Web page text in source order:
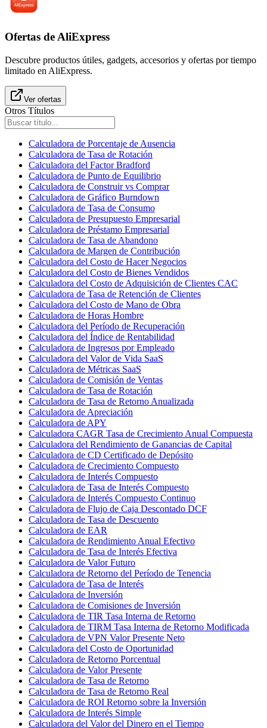
Ofertas de AliExpress
Descubre productos útiles, gadgets, accesorios y ofertas por tiempo
limitado en AliExpress.
Ver ofertas
Otros Títulos
Calculadora de Porcentaje de Ausencia
Calculadora de Tasa de Rotación
Calculadora del Factor Bradford
Calculadora de Punto de Equilibrio
Calculadora de Construir vs Comprar
Calculadora de Gráfico Burndown
Calculadora de Tasa de Consumo
Calculadora de Presupuesto Empresarial
Calculadora de Préstamo Empresarial
Calculadora de Tasa de Abandono
Calculadora de Margen de Contribución
Calculadora del Costo de Hacer Negocios
Calculadora del Costo de Bienes Vendidos
Calculadora del Costo de Adquisición de Clientes CAC
Calculadora de Tasa de Retención de Clientes
Calculadora del Costo de Mano de Obra
Calculadora de Horas Hombre
Calculadora del Período de Recuperación
Calculadora del Índice de Rentabilidad
Calculadora de Ingresos por Empleado
Calculadora del Valor de Vida SaaS
Calculadora de Métricas SaaS
Calculadora de Comisión de Ventas
Calculadora de Tasa de Rotación
Calculadora de Tasa de Retorno Anualizada
Calculadora de Apreciación
Calculadora de APY
Calculadora CAGR Tasa de Crecimiento Anual Compuesta
Calculadora del Rendimiento de Ganancias de Capital
Calculadora de CD Certificado de Depósito
Calculadora de Crecimiento Compuesto
Calculadora de Interés Compuesto
Calculadora de Tasa de Interés Compuesto
Calculadora de Interés Compuesto Continuo
Calculadora de Flujo de Caja Descontado DCF
Calculadora de Tasa de Descuento
Calculadora de EAR
Calculadora de Rendimiento Anual Efectivo
Calculadora de Tasa de Interés Efectiva
Calculadora de Valor Futuro
Calculadora de Retorno del Período de Tenencia
Calculadora de Tasa de Interés
Calculadora de Inversión
Calculadora de Comisiones de Inversión
Calculadora de TIR Tasa Interna de Retorno
Calculadora de TIRM Tasa Interna de Retorno Modificada
Calculadora de VPN Valor Presente Neto
Calculadora del Costo de Oportunidad
Calculadora de Retorno Porcentual
Calculadora de Valor Presente
Calculadora de Tasa de Retorno
Calculadora de Tasa de Retorno Real
Calculadora de ROI Retorno sobre la Inversión
Calculadora de Interés Simple
Calculadora del Valor del Dinero en el Tiempo